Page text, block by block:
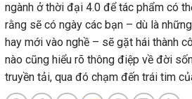
ngành ở thời đại 4.0 để tác phẩm có
rằng sẽ có ngày các bạn – dù là
hay mới vào nghề – sẽ gặt hái thành
nào cũng hiểu rõ thông điệp về đời
truyền tải, qua đó chạm đến trái tim